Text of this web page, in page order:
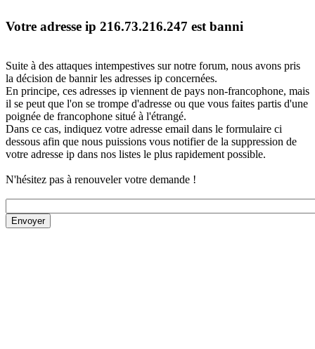
Votre adresse ip 216.73.216.247 est banni
Suite à des attaques intempestives sur notre forum, nous avons pris
la décision de bannir les adresses ip concernées.
En principe, ces adresses ip viennent de pays non-francophone, mais
il se peut que l'on se trompe d'adresse ou que vous faites partis d'une
poignée de francophone situé à l'étrangé.
Dans ce cas, indiquez votre adresse email dans le formulaire ci
dessous afin que nous puissions vous notifier de la suppression de
votre adresse ip dans nos listes le plus rapidement possible.
N'hésitez pas à renouveler votre demande !